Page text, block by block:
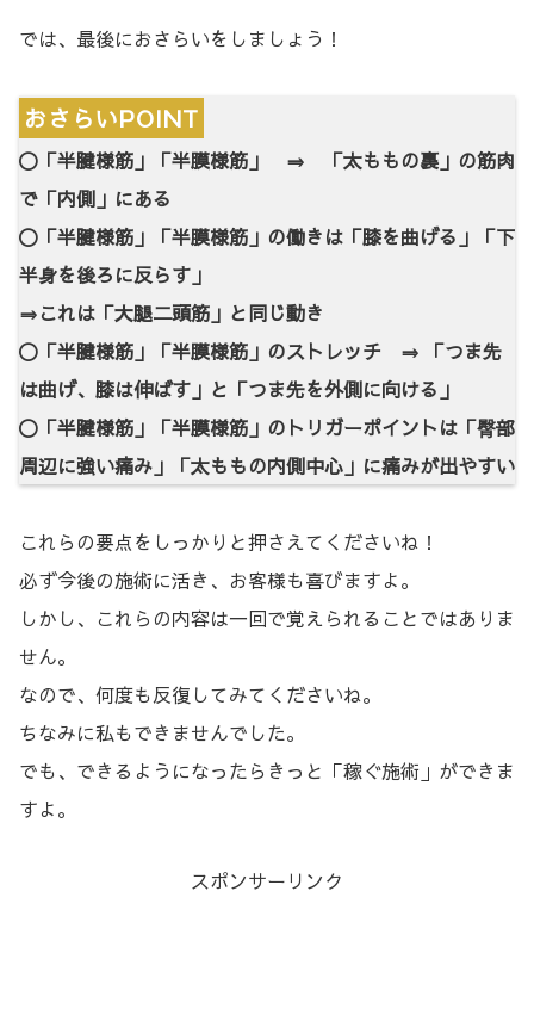
では、最後におさらいをしましょう！
おさらいPOINT
〇「半腱様筋」「半膜様筋」 ⇒ 「太ももの裏」の筋肉
で「内側」にある
〇「半腱様筋」「半膜様筋」の働きは「膝を曲げる」「下
半身を後ろに反らす」
⇒これは「大腿二頭筋」と同じ動き
〇「半腱様筋」「半膜様筋」のストレッチ ⇒ 「つま先
は曲げ、膝は伸ばす」と「つま先を外側に向ける」
〇「半腱様筋」「半膜様筋」のトリガーポイントは「臀部
周辺に強い痛み」「太ももの内側中心」に痛みが出やすい
これらの要点をしっかりと押さえてくださいね！
必ず今後の施術に活き、お客様も喜びますよ。
しかし、これらの内容は一回で覚えられることではありま
せん。
なので、何度も反復してみてくださいね。
ちなみに私もできませんでした。
でも、できるようになったらきっと「稼ぐ施術」ができま
すよ。
スポンサーリンク